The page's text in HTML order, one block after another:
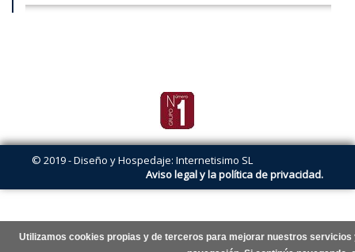
© 2019 - Diseño y Hospedaje: Internetisimo SL
Aviso legal y la política de privacidad.
Utilizamos cookies propias y de terceros para mejorar nuestros